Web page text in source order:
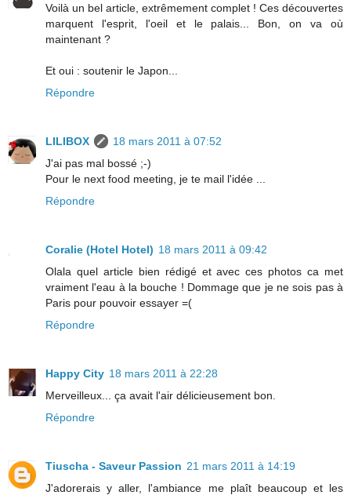
Voilà un bel article, extrêmement complet ! Ces découvertes
marquent l'esprit, l'oeil et le palais... Bon, on va où
maintenant ?
Et oui : soutenir le Japon...
Répondre
LILIBOX
18 mars 2011 à 07:52
J'ai pas mal bossé ;-)
Pour le next food meeting, je te mail l'idée ...
Répondre
Coralie (Hotel Hotel) 18 mars 2011 à 09:42
Olala quel article bien rédigé et avec ces photos ca met
vraiment l'eau à la bouche ! Dommage que je ne sois pas à
Paris pour pouvoir essayer =(
Répondre
Happy City 18 mars 2011 à 22:28
Merveilleux... ça avait l'air délicieusement bon.
Répondre
Tiuscha - Saveur Passion 21 mars 2011 à 14:19
J'adorerais y aller, l'ambiance me plaît beaucoup et les